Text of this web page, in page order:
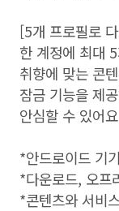
[5개 프로필로
한 계정에 최대
취향에 맞는 콘
잠금 기능을 제
안심할 수 있어
*안드로이드 기
*다운로드, 오프
*콘텐츠와 서비